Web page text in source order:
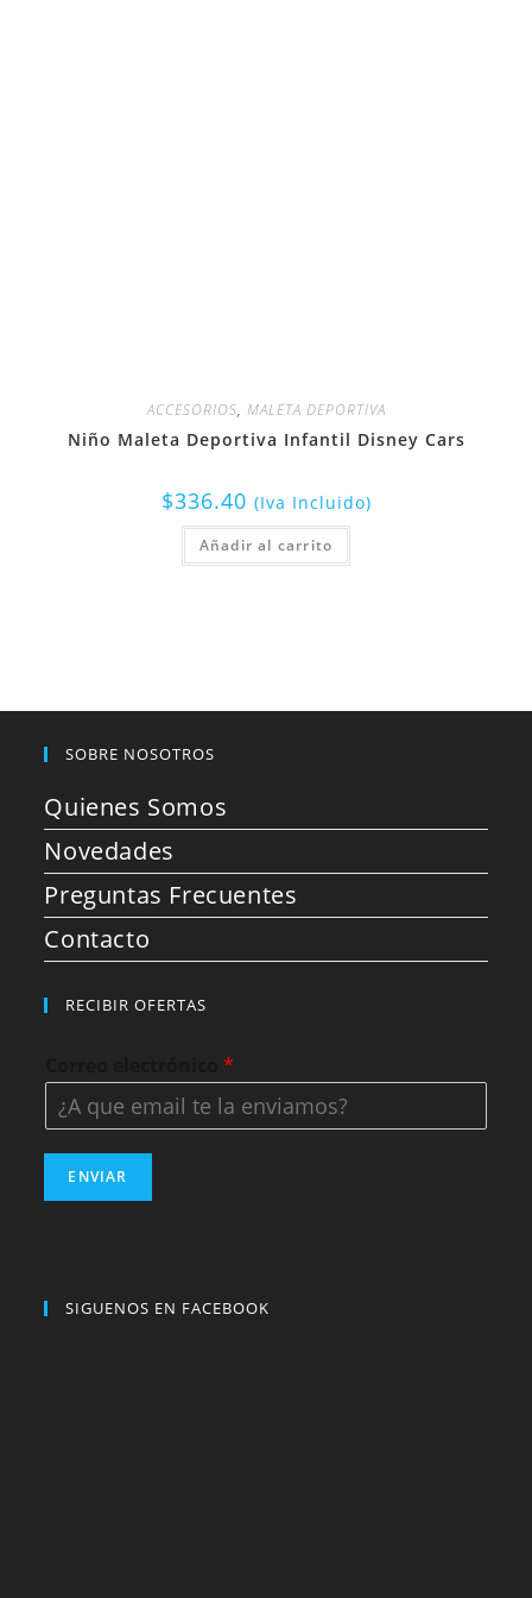
ACCESORIOS, MALETA DEPORTIVA
Niño Maleta Deportiva Infantil Disney Cars
$336.40 (Iva Incluido)
Añadir al carrito
SOBRE NOSOTROS
Quienes Somos
Novedades
Preguntas Frecuentes
Contacto
RECIBIR OFERTAS
Correo electrónico*
ENVIAR
SIGUENOS EN FACEBOOK